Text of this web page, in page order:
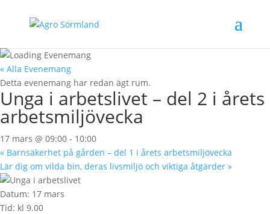
« Alla Evenemang
Detta evenemang har redan ägt rum.
Unga i arbetslivet – del 2 i årets
arbetsmiljövecka
17 mars @ 09:00 - 10:00
« Barnsäkerhet på gården – del 1 i årets arbetsmiljövecka
Lär dig om vilda bin, deras livsmiljö och viktiga åtgärder »
Datum: 17 mars
Tid: kl 9.00